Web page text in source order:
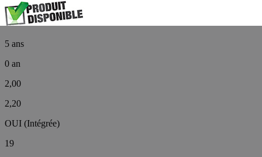
5 ans
0 an
2,00
2,20
OUI (Intégrée)
19